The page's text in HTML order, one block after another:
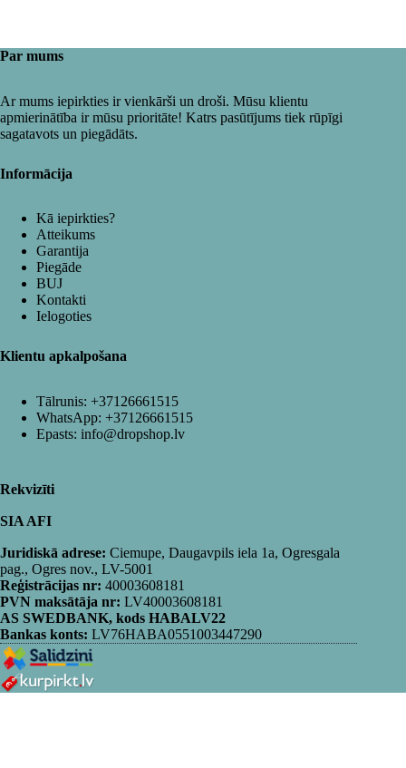
Par mums
Ar mums iepirkties ir vienkārši un droši. Mūsu klientu
apmierinātība ir mūsu prioritāte! Katrs pasūtījums tiek rūpīgi
sagatavots un piegādāts.
Informācija
Kā iepirkties?
Atteikums
Garantija
Piegāde
BUJ
Kontakti
Ielogoties
Klientu apkalpošana
Tālrunis: +37126661515
WhatsApp: +37126661515
Epasts: info@dropshop.lv
Rekvizīti
SIA AFI
Juridiskā adrese: Ciemupe, Daugavpils iela 1a, Ogresgala
pag., Ogres nov., LV-5001
Reģistrācijas nr: 40003608181
PVN maksātāja nr: LV40003608181
AS SWEDBANK, kods HABALV22
Bankas konts: LV76HABA0551003447290